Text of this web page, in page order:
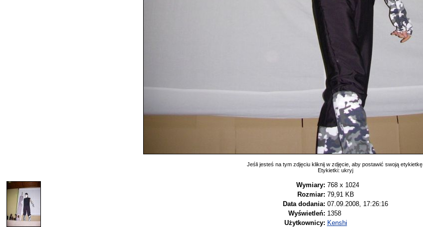
Jeśli jesteś na tym zdjęciu kliknij w zdjęcie, aby postawić swoją etykietkę.
Etykietki: ukryj
Wymiary: 768 x 1024
Rozmiar: 79,91 KB
Data dodania: 07.09.2008, 17:26:16
Wyświetleń: 1358
Użytkownicy: Kenshi